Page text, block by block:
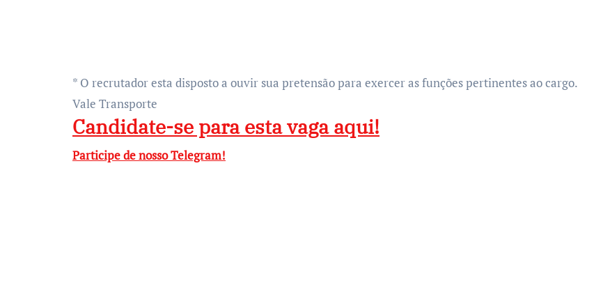
* O recrutador esta disposto a ouvir sua pretensão para exercer as funções pertinentes ao cargo.
Vale Transporte
Candidate-se para esta vaga aqui!
Participe de nosso Telegram!